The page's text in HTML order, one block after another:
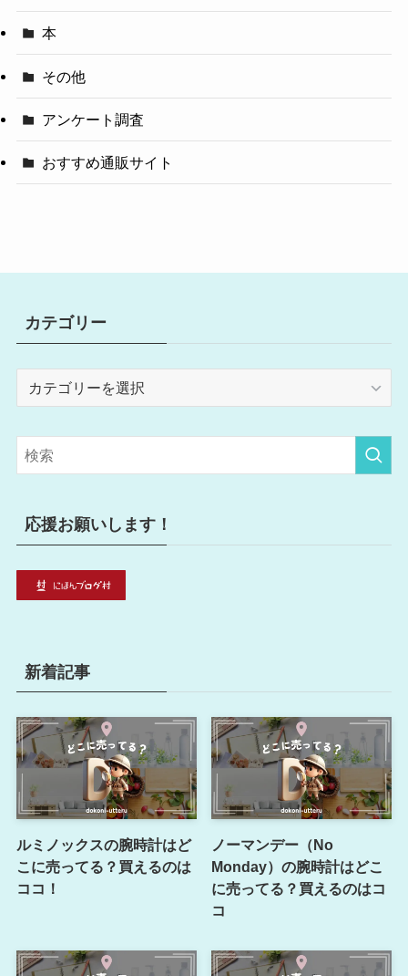
本
その他
アンケート調査
おすすめ通販サイト
カテゴリー
リ
ー
応援お願いします！
新着記事
ルミノックスの腕時計はど
こに売ってる？買えるのは
ココ！
ノーマンデー（No
Monday）の腕時計はどこ
に売ってる？買えるのはコ
コ